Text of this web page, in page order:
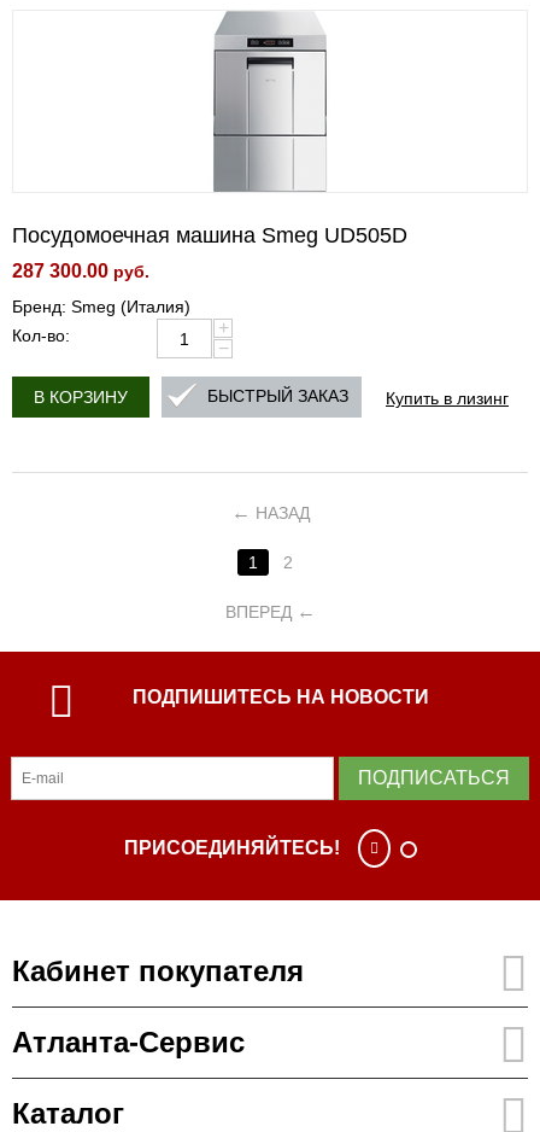
Посудомоечная машина Smeg UD505D
287 300.00 руб.
Бренд: Smeg (Италия)
Кол-во:
+
−
В КОРЗИНУ Купить в лизинг
БЫСТРЫЙ ЗАКАЗ
НАЗАД
1 2
ВПЕРЕД
ПОДПИШИТЕСЬ НА НОВОСТИ
ПОДПИСАТЬСЯ
ПРИСОЕДИНЯЙТЕСЬ!
Кабинет покупателя
Атланта-Сервис
Каталог